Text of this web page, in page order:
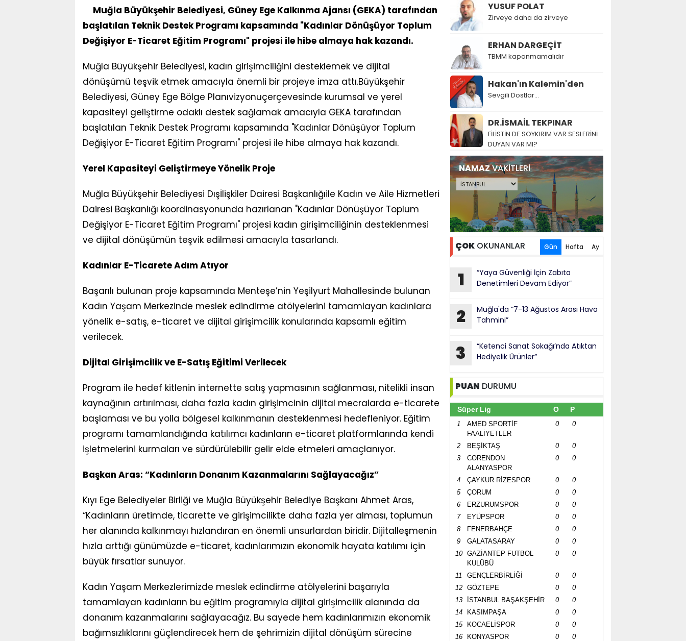
Muğla Büyükşehir Belediyesi, Güney Ege Kalkınma Ajansı (GEKA) tarafından
başlatılan Teknik Destek Programı kapsamında "Kadınlar Dönüşüyor Toplum
Değişiyor E-Ticaret Eğitim Programı" projesi ile hibe almaya hak kazandı.
Muğla Büyükşehir Belediyesi, kadın girişimciliğini desteklemek ve dijital
dönüşümü teşvik etmek amacıyla önemli bir projeye imza attı.Büyükşehir
Belediyesi, Güney Ege Bölge Planıvizyonuçerçevesinde kurumsal ve yerel
kapasiteyi geliştirme odaklı destek sağlamak amacıyla GEKA tarafından
başlatılan Teknik Destek Programı kapsamında "Kadınlar Dönüşüyor Toplum
Değişiyor E-Ticaret Eğitim Programı" projesi ile hibe almaya hak kazandı.
Yerel Kapasiteyi Geliştirmeye Yönelik Proje
Muğla Büyükşehir Belediyesi Dışİlişkiler Dairesi Başkanlığıile Kadın ve Aile Hizmetleri
Dairesi Başkanlığı koordinasyonunda hazırlanan "Kadınlar Dönüşüyor Toplum
Değişiyor E-Ticaret Eğitim Programı" projesi kadın girişimciliğinin desteklenmesi
ve dijital dönüşümün teşvik edilmesi amacıyla tasarlandı.
Kadınlar E-Ticarete Adım Atıyor
Başarılı bulunan proje kapsamında Menteşe’nin Yeşilyurt Mahallesinde bulunan
Kadın Yaşam Merkezinde meslek edindirme atölyelerini tamamlayan kadınlara
yönelik e-satış, e-ticaret ve dijital girişimcilik konularında kapsamlı eğitim
verilecek.
Dijital Girişimcilik ve E-Satış Eğitimi Verilecek
Program ile hedef kitlenin internette satış yapmasının sağlanması, nitelikli insan
kaynağının artırılması, daha fazla kadın girişimcinin dijital mecralarda e-ticarete
başlaması ve bu yolla bölgesel kalkınmanın desteklenmesi hedefleniyor. Eğitim
programı tamamlandığında katılımcı kadınların e-ticaret platformlarında kendi
işletmelerini kurmaları ve sürdürülebilir gelir elde etmeleri amaçlanıyor.
Başkan Aras: “Kadınların Donanım Kazanmalarını Sağlayacağız”
Kıyı Ege Belediyeler Birliği ve Muğla Büyükşehir Belediye Başkanı Ahmet Aras,
“Kadınların üretimde, ticarette ve girişimcilikte daha fazla yer alması, toplumun
her alanında kalkınmayı hızlandıran en önemli unsurlardan biridir. Dijitalleşmenin
hızla arttığı günümüzde e-ticaret, kadınlarımızın ekonomik hayata katılımı için
büyük fırsatlar sunuyor.
Kadın Yaşam Merkezlerimizde meslek edindirme atölyelerini başarıyla
tamamlayan kadınların bu eğitim programıyla dijital girişimcilik alanında da
donanım kazanmalarını sağlayacağız. Bu sayede hem kadınlarımızın ekonomik
bağımsızlıklarını güçlendirecek hem de şehrimizin dijital dönüşüm sürecine
YUSUF POLAT
Zirveye daha da zirveye
ERHAN DARGEÇİT
TBMM kapanmamalıdır
Hakan'ın Kalemin'den
Sevgili Dostlar...
DR.İSMAİL TEKPINAR
FİLİSTİN DE SOYKIRIM VAR SESLERİNİ
DUYAN VAR MI?
NAMAZVAKİTLERİ
ÇOK OKUNANLAR Gün Hafta Ay
1
“Yaya Güvenliği İçin Zabıta
Denetimleri Devam Ediyor”
2
Muğla'da “7-13 Ağustos Arası Hava
Tahmini”
3
“Ketenci Sanat Sokağı’nda Atıktan
Hediyelik Ürünler”
PUAN DURUMU
Süper Lig O P
1
AMED SPORTİF
FAALİYETLER
0 0
2 BEŞİKTAŞ 0
0
3
CORENDON
ALANYASPOR
0 0
4 ÇAYKUR RİZESPOR 0
0
5
ÇORUM 0
0
6
ERZURUMSPOR 0
0
7
EYÜPSPOR 0
0
8
FENERBAHÇE 0
0
9
GALATASARAY 0
0
10
GAZİANTEP FUTBOL
KULÜBÜ
0 0
11 GENÇLERBİRLİĞİ 0
0
12
GÖZTEPE 0
0
13
İSTANBUL BAŞAKŞEHİR 0
0
14
KASIMPAŞA 0
0
15
KOCAELİSPOR 0
0
16
KONYASPOR 0
0